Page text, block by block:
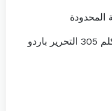
المحدودة
شارع المنجي سليم كلم 305 التحرير باردو